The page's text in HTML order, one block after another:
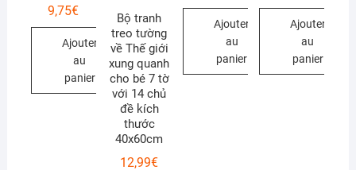
9,75€
Ajouter
au
panier
Bộ tranh
treo tường
về Thế giới
xung quanh
cho bé 7 tờ
với 14 chủ
đề kích
thước
40x60cm
12,99€
Ajouter
au
panier
Ajouter
au
panier